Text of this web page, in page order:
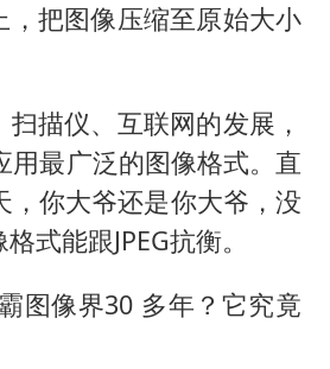
百花奖开幕式
，把图像压缩至原始大小
描仪、互联网的发展，
用最广泛的图像格式。直
，你大爷还是你大爷，没
式能跟JPEG抗衡。
图像界30 多年？它究竟